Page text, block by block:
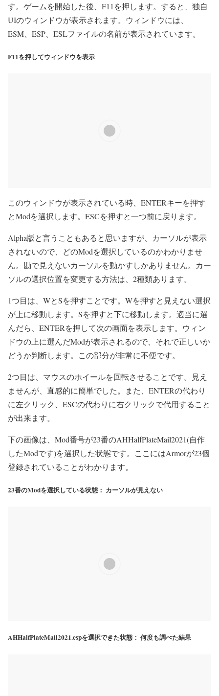
す。ゲームを開始した後、F11を押します。すると、独自
UIのウィンドウが表示されます。ウィンドウには、
ESM、ESP、ESLファイルの名前が表示されています。
F11を押してウィンドウを表示
このウィンドウが表示されている時、ENTERキーを押す
とModを選択します。ESCを押すと一つ前に戻ります。
Alpha版と言うこともあると思いますが、カーソルが表示
されないので、どのModを選択しているのかわかりませ
ん。勘で見えないカーソルを動かすしかありません。カー
ソルの選択位置を変更する方法は、2種類あります。
1つ目は、WとSを押すことです。Wを押すと見えない選択
が上に移動します。Sを押すと下に移動します。適当に選
んだら、ENTERを押して次の画面を表示します。ウィン
ドウの上に選んだModが表示されるので、それで正しいか
どうか判断します。この部分が非常に不便です。
2つ目は、マウスのホイールを回転させることです。見え
ませんが、直感的に簡単でした。また、ENTERの代わり
に左クリック、ESCの代わりに右クリックで代用すること
が出来ます。
下の画像は、Mod番号が23番のAHHalfPlateMail2021(自作
したModです)を選択した状態です。ここにはArmorが23個
登録されていることがわかります。
23番のModを選択している状態： カーソルが見えない
AHHalfPlateMail2021.espを選択できた状態： 何度も調べた結果